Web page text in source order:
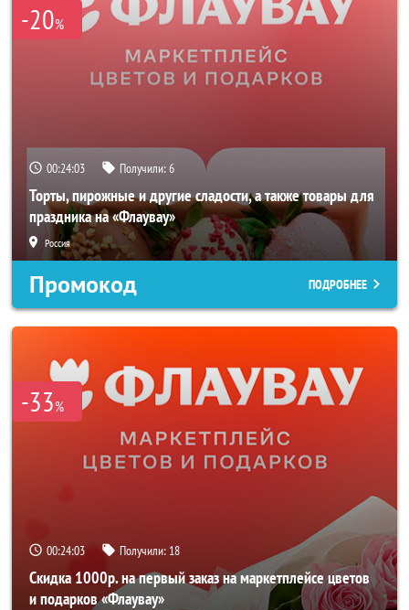
-20%
00:24:03 Получили:6
Торты, пирожные и другие сладости, а также товары для
праздника на «Флаувау»
Россия
Промокод ПОДРОБНЕЕ
-33%
00:24:03 Получили: 18
Скидка 1000р. на первый заказ на маркетплейсе цветов
и подарков «Флаувау»